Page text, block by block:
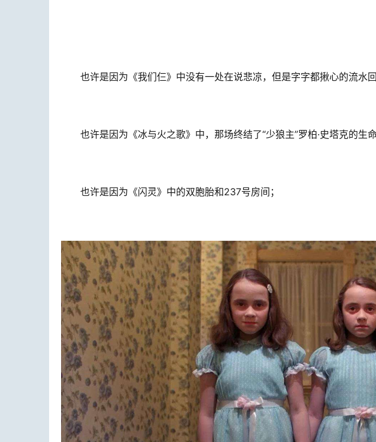
也许是因为《我们仨》中没有一处在说悲凉，但是字字都揪心的流水回
也许是因为《冰与火之歌》中，那场终结了“少狼主”罗柏·史塔克的生
也许是因为《闪灵》中的双胞胎和237号房间；